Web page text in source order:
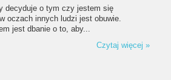
decyduje o tym czy jestem się
oczach innych ludzi jest obuwie.
jest dbanie o to, aby...
Czytaj więcej »